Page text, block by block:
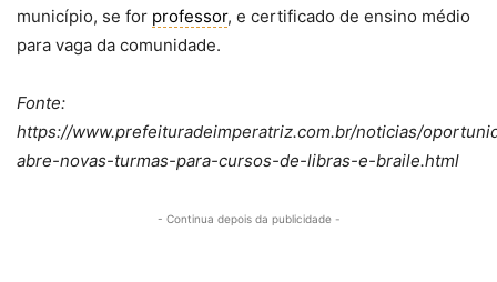
município, se for professor, e certificado de ensino médio
para vaga da comunidade.
Fonte:
https://www.prefeituradeimperatriz.com.br/noticias/
abre-novas-turmas-para-cursos-de-libras-e-braile.html
- Continua depois da publicidade -